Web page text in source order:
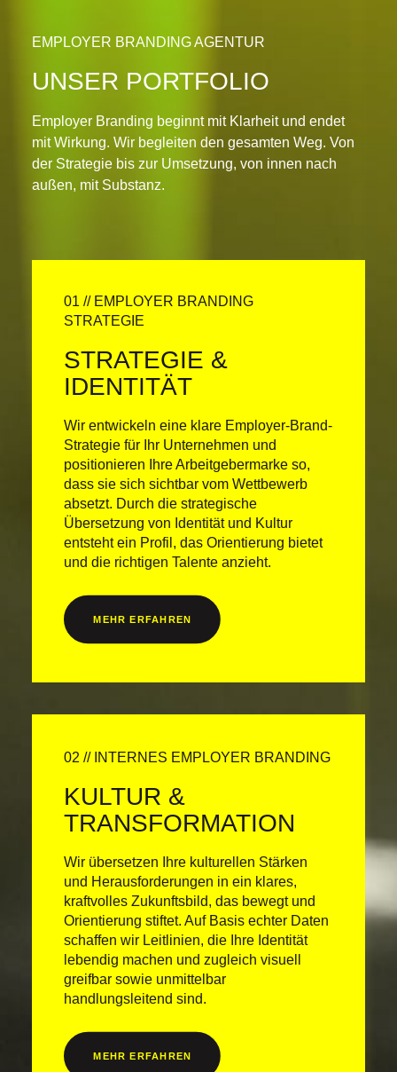
EMPLOYER BRANDING AGENTUR
UNSER PORTFOLIO
Employer Branding beginnt mit Klarheit und endet
mit Wirkung. Wir begleiten den gesamten Weg. Von
der Strategie bis zur Umsetzung, von innen nach
außen, mit Substanz.
01 // EMPLOYER BRANDING
STRATEGIE
STRATEGIE &
IDENTITÄT
Wir entwickeln eine klare Employer-Brand-
Strategie für Ihr Unternehmen und
positionieren Ihre Arbeitgebermarke so,
dass sie sich sichtbar vom Wettbewerb
absetzt. Durch die strategische
Übersetzung von Identität und Kultur
entsteht ein Profil, das Orientierung bietet
und die richtigen Talente anzieht.
MEHR ERFAHREN
02 // INTERNES EMPLOYER BRANDING
KULTUR &
TRANSFOR­MATION
Wir übersetzen Ihre kulturellen Stärken
und Herausforderungen in ein klares,
kraftvolles Zukunftsbild, das bewegt und
Orientierung stiftet. Auf Basis echter Daten
schaffen wir Leitlinien, die Ihre Identität
lebendig machen und zugleich visuell
greifbar sowie unmittelbar
handlungsleitend sind.
MEHR ERFAHREN